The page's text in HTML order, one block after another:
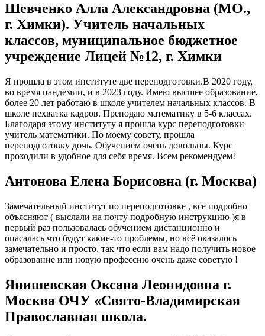
Шевченко Алла Александровна (МО.,
г. Химки). Учитель начальных
классов, муниципальное бюджетное
учреждение Лицей №12, г. Химки
Я прошла в этом институте две переподготовки.В 2020 году,
во время пандемии, и в 2023 году. Имею высшее образование,
более 20 лет работаю в школе учителем начальных классов. В
школе нехватка кадров. Преподаю математику в 5-6 классах.
Благодаря этому институту я прошла курс переподготовки
учитель математики. По моему совету, прошла
переподготовку дочь. Обучением очень довольны. Курс
проходили в удобное для себя время. Всем рекомендуем!
Антонова Елена Борисовна (г. Москва)
Замечательный институт по переподготовке , все подробно
объясняют ( выслали на почту подробную инструкцию )я в
первый раз пользовалась обучением дистанционно и
опасалась что будут какие-то проблемы, но всё оказалось
замечательно и просто, так что если вам надо получить новое
образование или новую профессию очень даже советую !
Янишевская Оксана Леонидовна г.
Москва ОЧУ «Свято-Владимирская
Православная школа.